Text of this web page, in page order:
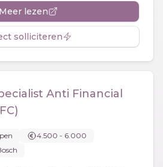
Meer lezen
solliciteren
Anti Financial
4.500 - 6.000